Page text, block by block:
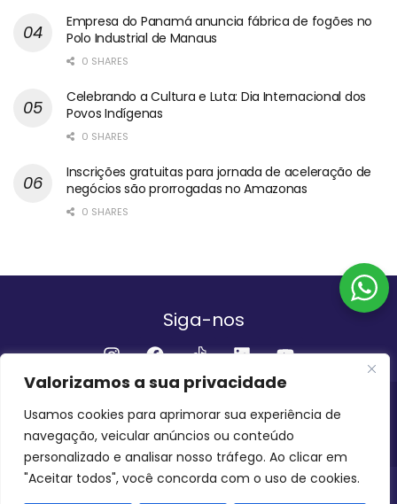
Valorizamos a sua privacidade
Usamos cookies para aprimorar sua experiência de
navegação, veicular anúncios ou conteúdo
personalizado e analisar nosso tráfego. Ao clicar em
"Aceitar todos", você concorda com o uso de cookies.
Empresa do Panamá anuncia fábrica de fogões no
Polo Industrial de Manaus
0 SHARES
Celebrando a Cultura e Luta: Dia Internacional dos
Povos Indígenas
0 SHARES
Inscrições gratuitas para jornada de aceleração de
negócios são prorrogadas no Amazonas
0 SHARES
Siga-nos
Institucional
QUEM SOMOS FALE CONOSCO
INVEST AMAZÔNIA BRASIL